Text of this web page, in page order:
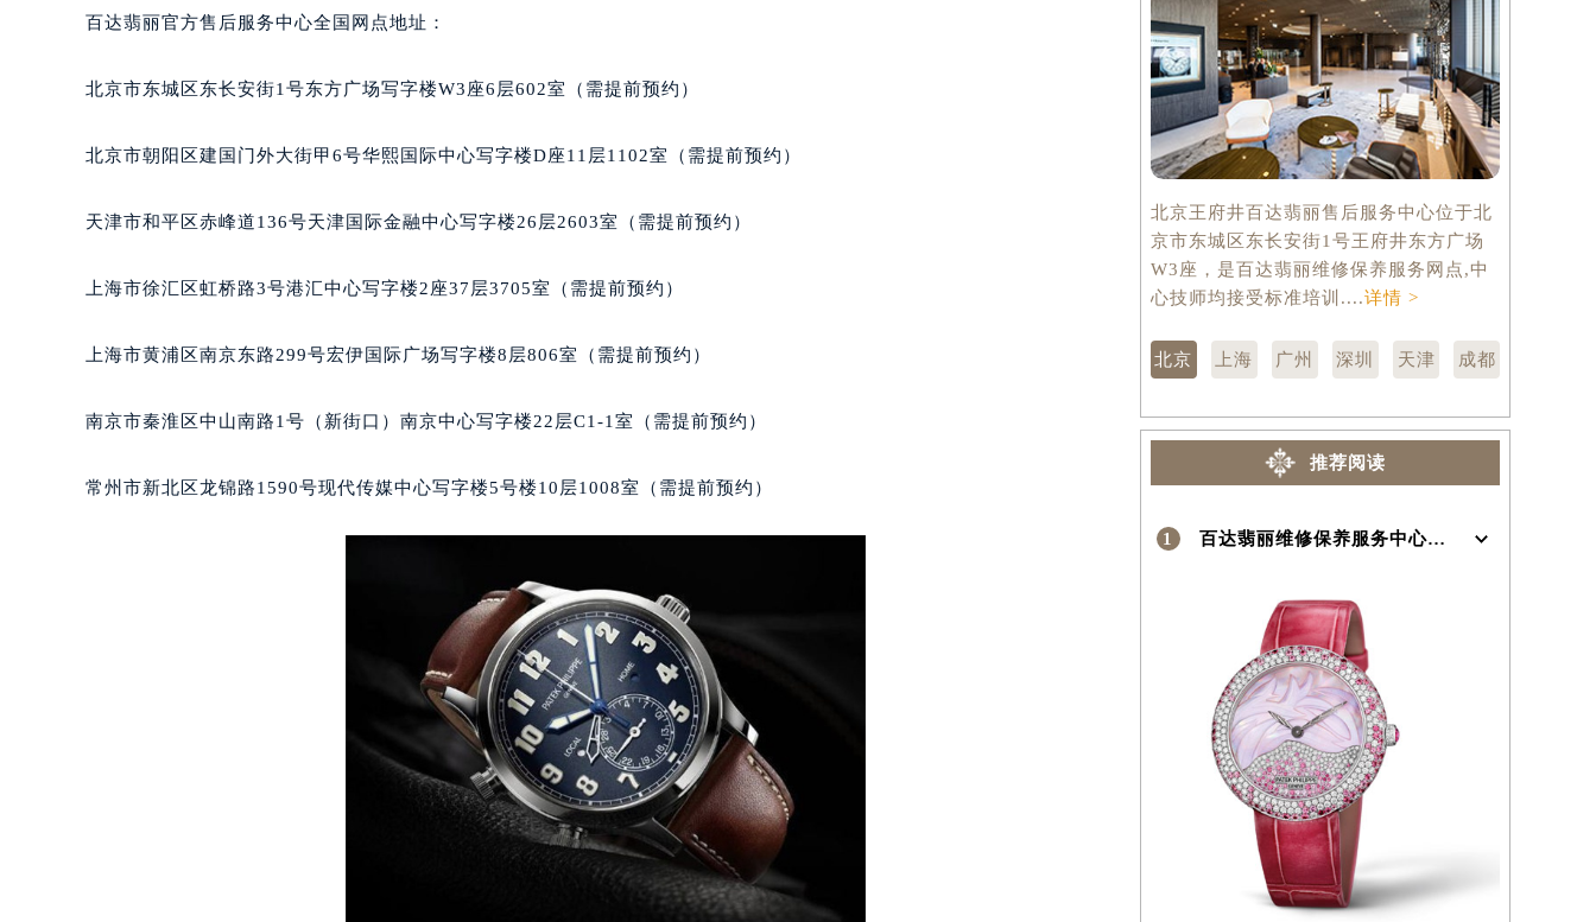
广州市越秀区环市东路371-375号世界贸易中心大厦南塔写字楼15层07室（需提前预约）
惠州市惠城区江北文昌一路7号华贸大厦写字楼1座30层05室（需提前预约）
福州市鼓楼区五四路128-1号恒力城写字楼15层03室（需提前预约）
重庆市江北区观音桥步行街2号融恒时代广场写字楼9层902室（需提前预约）
郑州市二七区铭功路10号华润大厦写字楼29层2905室（需提前预约）
沈阳市沈河区中街路137号亨得利名表服务中心（品牌授权店）1层整层（需提前预约）
乌鲁木齐市天山区红山路26号时代广场（CCMALL）C座17层17-B（需提前预约）
哈尔滨市道里区友谊西路600号富力中心T2座写字楼29层03室（需提前预约）
东莞市东城街道鸿福东路1号民盈国贸中心T1写字楼9层907室（需提前预约）
无锡市梁溪区人民中路139号恒隆广场写字楼1座11层1104室（需提前预约）
南通市崇川区工农路57号圆融广场写字楼16层1603室（需提前预约）
苏州市苏州工业园区星港街199号苏州中心办公楼C座22层08室（需提前预约）
武汉市江汉区解放大道686号世界贸易大厦38层09室（需提前预约）
南宁市青秀区金湖路59号地王大厦12楼1224室（需提前预约）
合肥市蜀山区潜山路111号万象城华润大厦B座12楼03室（需提前预约）
泉州市丰泽区宝洲路729号浦西万达中心写字楼A座7楼709室（需提前预约）
青岛市南区山东路6号华润大厦B座22层04室（需提前预约）
烟台市芝罘区胜利路139号万达金融中心A座907室（需提前预约）
长春市朝阳区西安大路727号中银大厦A座(旺进大厦)18层09室（需提前预约）
百达翡丽官方售后服务中心全国网点地址：
北京市东城区东长安街1号东方广场写字楼W3座6层602室（需提前预约）
北京市朝阳区建国门外大街甲6号华熙国际中心写字楼D座11层1102室（需提前预约）
天津市和平区赤峰道136号天津国际金融中心写字楼26层2603室（需提前预约）
上海市徐汇区虹桥路3号港汇中心写字楼2座37层3705室（需提前预约）
上海市黄浦区南京东路299号宏伊国际广场写字楼8层806室（需提前预约）
南京市秦淮区中山南路1号（新街口）南京中心写字楼22层C1-1室（需提前预约）
常州市新北区龙锦路1590号现代传媒中心写字楼5号楼10层1008室（需提前预约）
北京王府井百达翡丽售后服务中心位于北
京市东城区东长安街1号王府井东方广场
W3座，是百达翡丽维修保养服务网点,中
心技师均接受标准培训....详情 >
北京 上海 广州 深圳 天津 成都
推荐阅读
1 百达翡丽维修保养服务中心介绍 | Patek Philippe